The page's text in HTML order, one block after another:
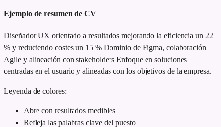
Ejemplo de resumen de CV
Diseñador UX orientado a resultados mejorando la eficiencia un 22
% y reduciendo costes un 15 % Dominio de Figma, colaboración
Agile y alineación con stakeholders Enfoque en soluciones
centradas en el usuario y alineadas con los objetivos de la empresa.
Leyenda de colores:
Abre con resultados medibles
Refleja las palabras clave del puesto